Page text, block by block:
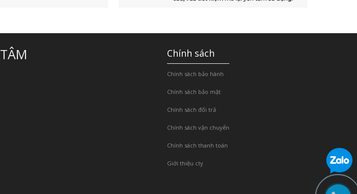
Chính sách
Chính sách bảo hành
Chính sách bảo mật
Chính sách đổi trả
Chính sách vận chuyển
Chính sách thanh toán
Giới thiệu cty